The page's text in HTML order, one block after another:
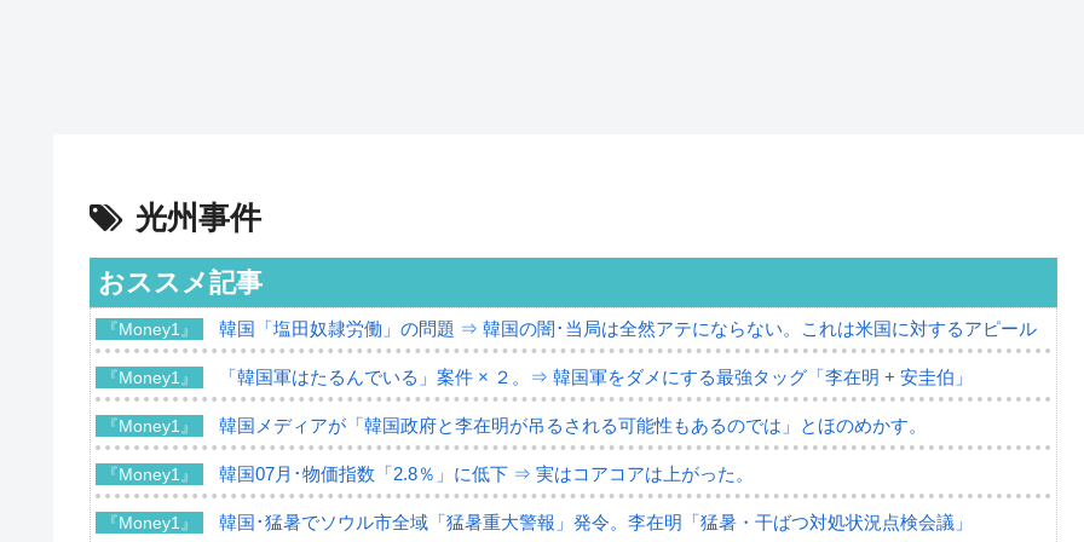
光州事件
おススメ記事
『Money1』 韓国「塩田奴隷労働」の問題 ⇒ 韓国の闇･当局は全然アテにならない。これは米国に対するアピール
『Money1』 「韓国軍はたるんでいる」案件 × ２。⇒ 韓国軍をダメにする最強タッグ「李在明 + 安圭伯」
『Money1』 韓国メディアが「韓国政府と李在明が吊るされる可能性もあるのでは」とほのめかす。
『Money1』 韓国07月･物価指数「2.8％」に低下 ⇒ 実はコアコアは上がった。
『Money1』 韓国･猛暑でソウル市全域「猛暑重大警報」発令。李在明「猛暑・干ばつ対処状況点検会議」